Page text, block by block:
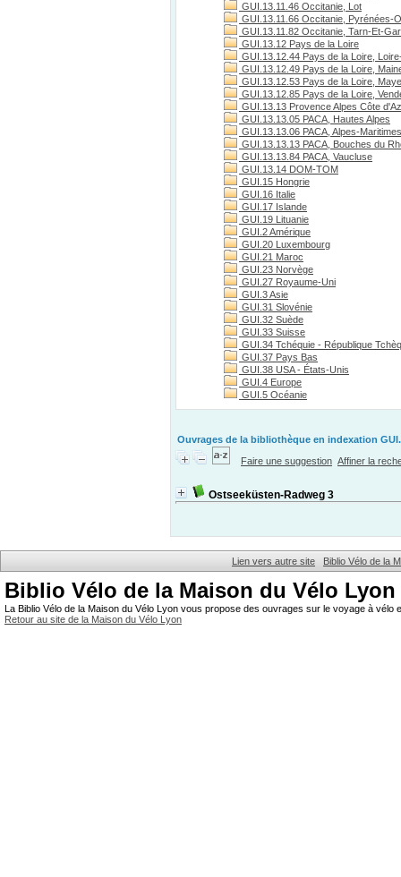
GUI.13.11.46 Occitanie, Lot
GUI.13.11.66 Occitanie, Pyrénées-
GUI.13.11.82 Occitanie, Tarn-Et-
GUI.13.12 Pays de la Loire
GUI.13.12.44 Pays de la Loire,
GUI.13.12.49 Pays de la Loire,
GUI.13.12.53 Pays de la Loire,
GUI.13.12.85 Pays de la Loire,
GUI.13.13 Provence Alpes Côte
GUI.13.13.05 PACA, Hautes Alpes
GUI.13.13.06 PACA, Alpes-Maritimes
GUI.13.13.13 PACA, Bouches du
GUI.13.13.84 PACA, Vaucluse
GUI.13.14 DOM-TOM
GUI.15 Hongrie
GUI.16 Italie
GUI.17 Islande
GUI.19 Lituanie
GUI.2 Amérique
GUI.20 Luxembourg
GUI.21 Maroc
GUI.23 Norvège
GUI.27 Royaume-Uni
GUI.3 Asie
GUI.31 Slovénie
GUI.32 Suède
GUI.33 Suisse
GUI.34 Tchéquie - République
GUI.37 Pays Bas
GUI.38 USA - États-Unis
GUI.4 Europe
GUI.5 Océanie
Ouvrages de la bibliothèque en indexation
Faire une suggestion Affiner la
Ostseeküsten-Radweg 3
Lien vers autre site Biblio Vélo de la
Biblio Vélo de la Maison du Vélo Lyon
La Biblio Vélo de la Maison du Vélo Lyon vous propose des ouvrages sur le voyage à
Retour au site de la Maison du Vélo Lyon